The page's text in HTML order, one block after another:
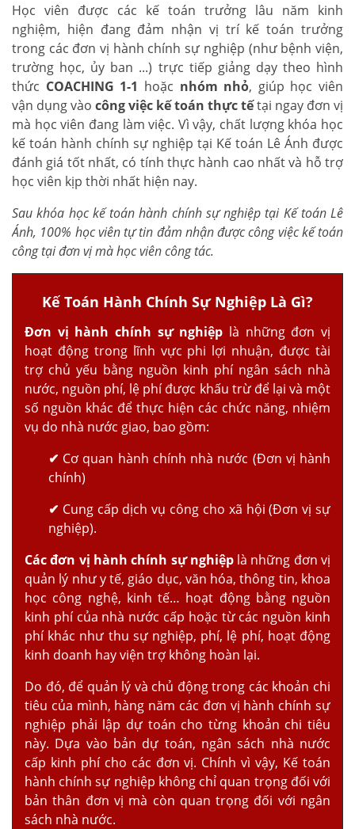
Học viên được các kế toán trưởng lâu năm kinh
nghiệm, hiện đang đảm nhận vị trí kế toán trưởng
trong các đơn vị hành chính sự nghiệp (như bệnh viện,
trường học, ủy ban ...) trực tiếp giảng dạy theo hình
thức COACHING 1-1 hoặc nhóm nhỏ, giúp học viên
vận dụng vào công việc kế toán thực tếtại ngay đơn vị
mà học viên đang làm việc. Vì vậy, chất lượng khóa học
kế toán hành chính sự nghiệp tại Kế toán Lê Ánh được
đánh giá tốt nhất, có tính thực hành cao nhất và hỗ trợ
học viên kịp thời nhất hiện nay.
Sau khóa học kế toán hành chính sự nghiệp tại Kế toán Lê
Ánh, 100% học viên tự tin đảm nhận được công việc kế toán
công tại đơn vị mà học viên công tác.
Kế Toán Hành Chính Sự Nghiệp Là Gì?
Đơn vị hành chính sự nghiệp là những đơn vị
hoạt động trong lĩnh vực phi lợi nhuận, được tài
trợ chủ yếu bằng nguồn kinh phí ngân sách nhà
nước, nguồn phí, lệ phí được khấu trừ để lại và một
số nguồn khác để thực hiện các chức năng, nhiệm
vụ do nhà nước giao, bao gồm:
✔ Cơ quan hành chính nhà nước (Đơn vị hành
chính)
✔ Cung cấp dịch vụ công cho xã hội (Đơn vị sự
nghiệp).
Các đơn vị hành chính sự nghiệplà những đơn vị
quản lý như y tế, giáo dục, văn hóa, thông tin, khoa
học công nghệ, kinh tế… hoạt động bằng nguồn
kinh phí của nhà nước cấp hoặc từ các nguồn kinh
phí khác như thu sự nghiệp, phí, lệ phí, hoạt động
kinh doanh hay viện trợ không hoàn lại.
Do đó, để quản lý và chủ động trong các khoản chi
tiêu của mình, hàng năm các đơn vị hành chính sự
nghiệp phải lập dự toán cho từng khoản chi tiêu
này. Dựa vào bản dự toán, ngân sách nhà nước
cấp kinh phí cho các đơn vị. Chính vì vậy, Kế toán
hành chính sự nghiệp không chỉ quan trọng đối với
bản thân đơn vị mà còn quan trọng đối với ngân
sách nhà nước.